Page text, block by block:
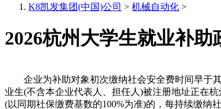
K8凯发集团(中国)公司 > 机械自动化 >
2026杭州大学生就业补
企业为补助对象初次缴纳社会安全费时间早于其
业生(不含本企业代表人、担任人)被注册地址正在
(以同期社保缴费基数的100%为准)的，每持续缴纳